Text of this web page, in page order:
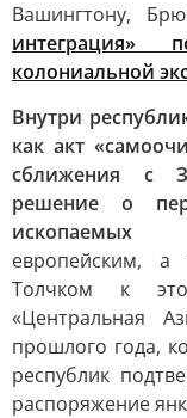
Вашингтону,
интеграция»
колониальной
Внутри
как акт
сближения с
решение о
ископаемых
европейским,
Толчком к
«Центральная
прошлого года,
республик
распоряжение